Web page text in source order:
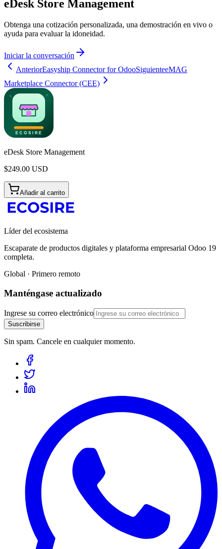
eDesk Store Management
Obtenga una cotización personalizada, una demostración en vivo o
ayuda para evaluar la idoneidad.
Iniciar la conversación
AnteriorEasyship Connector for OdooSiguienteeMAG
Marketplace Connector (CEE)
eDesk Store Management
$249.00 USD
Añadir al carrito
Líder del ecosistema
Escaparate de productos digitales y plataforma empresarial Odoo 19
completa.
Global · Primero remoto
Manténgase actualizado
Ingrese su correo electrónico
Suscribirse
Sin spam. Cancele en cualquier momento.